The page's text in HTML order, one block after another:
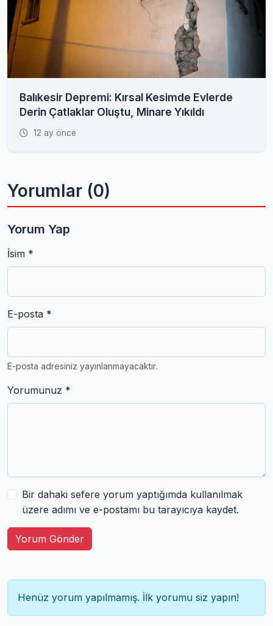
Balıkesir Depremi: Kırsal Kesimde Evlerde
Derin Çatlaklar Oluştu, Minare Yıkıldı
12 ay önce
Yorumlar (0)
Yorum Yap
İsim *
E-posta *
E-posta adresiniz yayınlanmayacaktır.
Yorumunuz *
Bir dahaki sefere yorum yaptığımda kullanılmak
üzere adımı ve e-postamı bu tarayıcıya kaydet.
Yorum Gönder
Henüz yorum yapılmamış. İlk yorumu siz yapın!